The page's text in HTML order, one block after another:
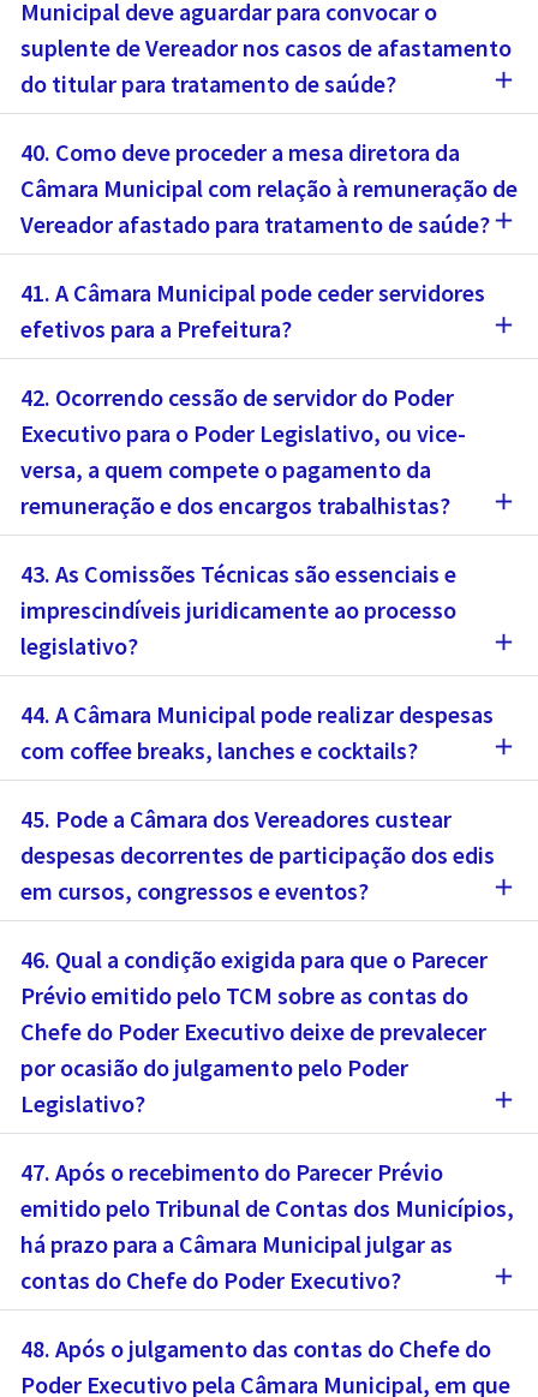
Municipal deve aguardar para convocar o
suplente de Vereador nos casos de afastamento
do titular para tratamento de saúde?
add
40. Como deve proceder a mesa diretora da
Câmara Municipal com relação à remuneração de
Vereador afastado para tratamento de saúde?add
41. A Câmara Municipal pode ceder servidores
efetivos para a Prefeitura?
add
42. Ocorrendo cessão de servidor do Poder
Executivo para o Poder Legislativo, ou vice-
versa, a quem compete o pagamento da
remuneração e dos encargos trabalhistas?
add
43. As Comissões Técnicas são essenciais e
imprescindíveis juridicamente ao processo
legislativo?
add
44. A Câmara Municipal pode realizar despesas
com coffee breaks, lanches e cocktails?
add
45. Pode a Câmara dos Vereadores custear
despesas decorrentes de participação dos edis
em cursos, congressos e eventos?
add
46. Qual a condição exigida para que o Parecer
Prévio emitido pelo TCM sobre as contas do
Chefe do Poder Executivo deixe de prevalecer
por ocasião do julgamento pelo Poder
Legislativo?
add
47. Após o recebimento do Parecer Prévio
emitido pelo Tribunal de Contas dos Municípios,
há prazo para a Câmara Municipal julgar as
contas do Chefe do Poder Executivo?
add
48. Após o julgamento das contas do Chefe do
Poder Executivo pela Câmara Municipal, em que